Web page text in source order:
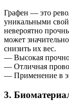
Графен — это
уникальными
невероятно
может
снизить их вес.
— Высокая
— Отличная
— Применение в
3.